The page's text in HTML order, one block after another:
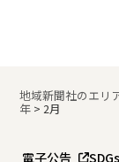
地域新聞社のエリ
年 >2月
電子公告 SDGs